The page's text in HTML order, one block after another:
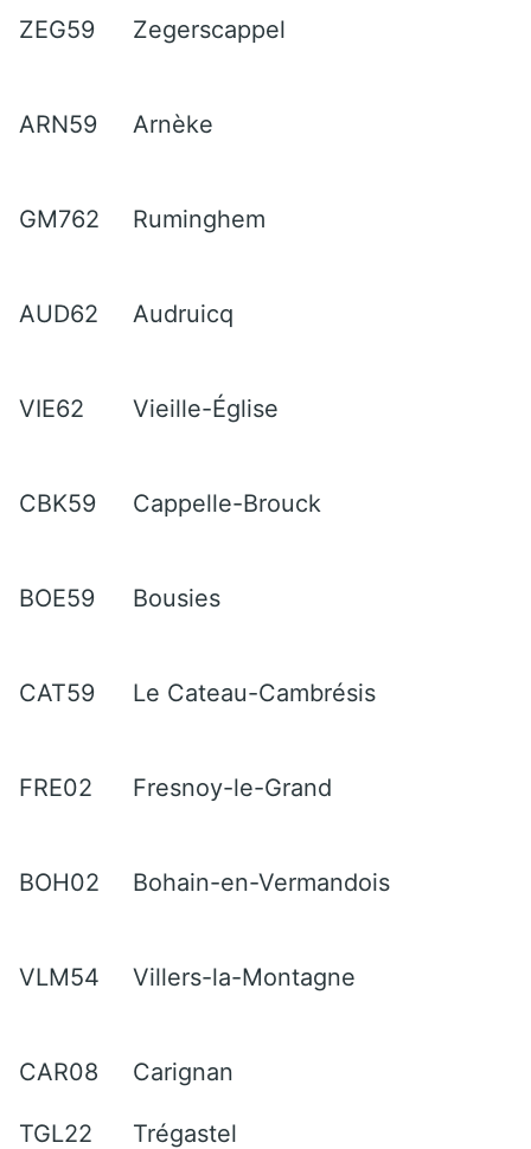
ZEG59 Zegerscappel
ARN59 Arnèke
GM762 Ruminghem
AUD62 Audruicq
VIE62 Vieille-Église
CBK59 Cappelle-Brouck
BOE59 Bousies
CAT59 Le Cateau-Cambrésis
FRE02 Fresnoy-le-Grand
BOH02 Bohain-en-Vermandois
VLM54 Villers-la-Montagne
CAR08 Carignan
TGL22 Trégastel